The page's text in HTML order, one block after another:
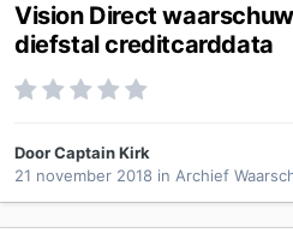
Vision Direct
diefstal creditcarddata
DoorCaptain Kirk
21 november 2018 in Archief